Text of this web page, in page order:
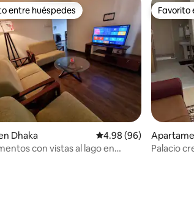
5 de 5, 3 reseñas
entre huéspedes
entre huéspedes
Dhaka Calificación promedio:
4.98 (96)
con vistas al lago en
Favorito
Favorito
Palacio